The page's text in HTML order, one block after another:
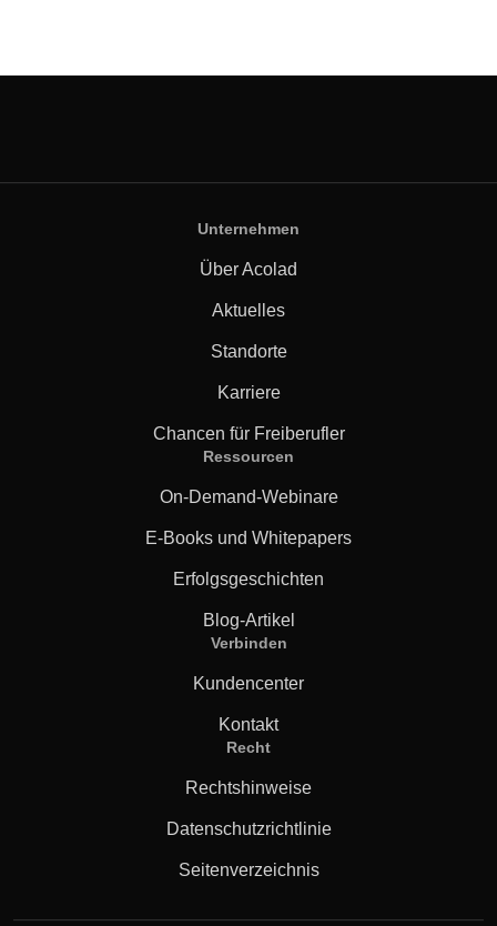
Unternehmen
Über Acolad
Aktuelles
Standorte
Karriere
Chancen für Freiberufler
Ressourcen
On-Demand-Webinare
E-Books und Whitepapers
Erfolgsgeschichten
Blog-Artikel
Verbinden
Kundencenter
Kontakt
Recht
Rechtshinweise
Datenschutzrichtlinie
Seitenverzeichnis